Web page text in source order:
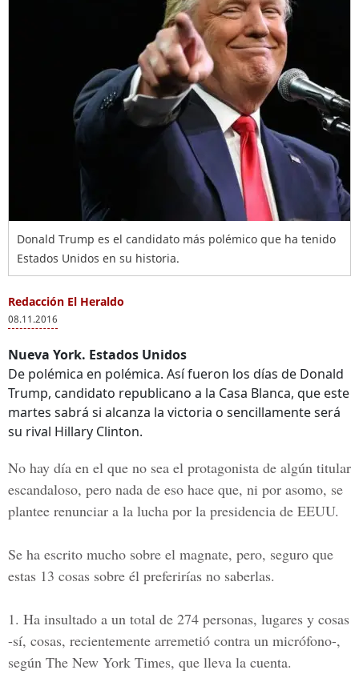
Donald Trump es el candidato más polémico que ha tenido
Estados Unidos en su historia.
Redacción El Heraldo
08.11.2016
Nueva York. Estados Unidos
De polémica en polémica. Así fueron los días de Donald
Trump, candidato republicano a la Casa Blanca, que este
martes sabrá si alcanza la victoria o sencillamente será
su rival Hillary Clinton.
No hay día en el que no sea el protagonista de algún titular
escandaloso, pero nada de eso hace que, ni por asomo, se
plantee renunciar a la lucha por la presidencia de EEUU.
Se ha escrito mucho sobre el magnate, pero, seguro que
estas 13 cosas sobre él preferirías no saberlas.
1. Ha insultado a un total de 274 personas, lugares y cosas
-sí, cosas, recientemente arremetió contra un micrófono-,
según The New York Times, que lleva la cuenta.